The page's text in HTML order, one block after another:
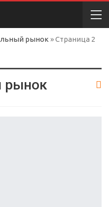
рынок »Страница 2
рынок